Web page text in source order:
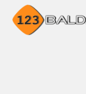
content